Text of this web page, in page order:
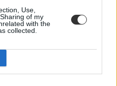
Use,
of my
with the
collected.
Központ élére,
miniszter
Központot – jelentette be